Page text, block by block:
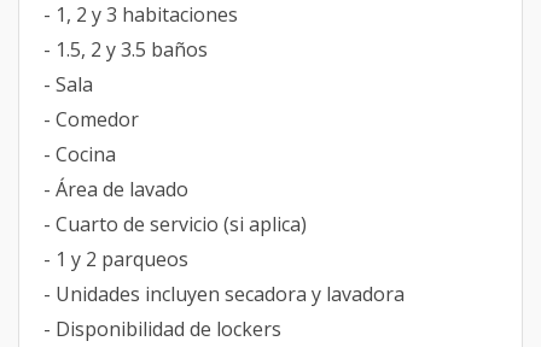
- 1, 2 y 3 habitaciones
- 1.5, 2 y 3.5 baños
- Sala
- Comedor
- Cocina
- Área de lavado
- Cuarto de servicio (si aplica)
- 1 y 2 parqueos
- Unidades incluyen secadora y lavadora
- Disponibilidad de lockers